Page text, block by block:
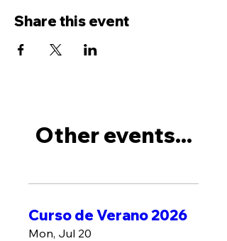
Share this event
Other events...
Curso de Verano 2026
Mon, Jul 20